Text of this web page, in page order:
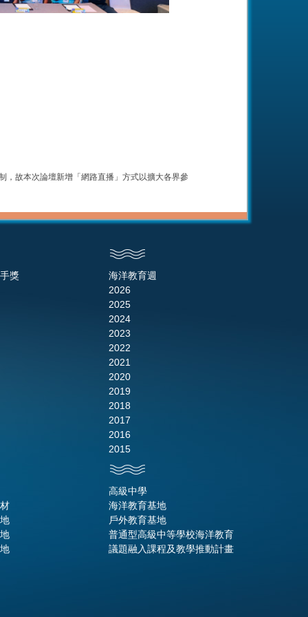
，故本次論壇新增「網路直播」方式以擴大各界參
獎
海洋教育週
2026
2025
2024
2023
2022
2021
2020
2019
2018
2017
2016
2015
高級中學
海洋教育基地
戶外教育基地
普通型高級中等學校海洋教育
議題融入課程及教學推動計畫